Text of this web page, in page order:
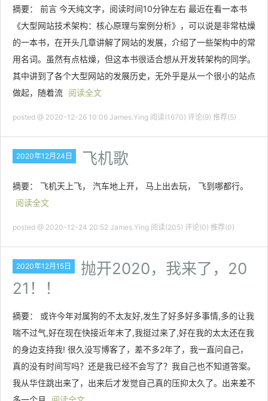
摘要： 前言 今天纯文字，阅读时间10分钟左右 最近在看一本书
《大型网站技术架构：核心原理与案例分析》，可以说是非常枯燥
的一本书，在开头几章讲解了网站的发展，介绍了一些架构中的常
用名词。虽然有点枯燥，但这本书很适合想从开发转架构的同学。
其中讲到了各个大型网站的发展历史，无外乎是从一个很小的站点
做起，随着流 阅读全文
posted @ 2020-12-26 10:06 James.Ying 阅读(1670) 评论(9) 推荐(5)
2020年12月24日 飞机歌
摘要： 飞机天上飞， 汽车地上开， 马上出去玩， 飞到哪都行。
阅读全文
posted @ 2020-12-24 20:52 James.Ying 阅读(205) 评论(0) 推荐(0)
2020年12月15日
抛开2020，我来了，20
21！！
摘要： 或许今年对属狗的不太友好,发生了好多好多事情,多的让我
喘不过气,好在现在快接近年末了,我挺过来了,好在我的太太还在我
的身边支持我! 很久没写博客了，差不多2年了，我一直问自己，
真的没有时间写吗？还是我已经不会写了？我自己也不知道答案。
我从华住跳出来了，出来后才发觉自己真的压抑太久了。出来差不